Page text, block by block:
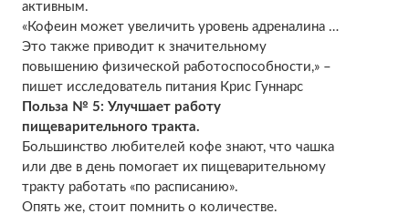
активным.
«Кофеин может увеличить уровень адреналина …
Это также приводит к значительному
повышению физической работоспособности,» –
пишет исследователь питания Крис Гуннарс
Польза № 5: Улучшает работу
пищеварительного тракта.
Большинство любителей кофе знают, что чашка
или две в день помогает их пищеварительному
тракту работать «по расписанию».
Опять же, стоит помнить о количестве.